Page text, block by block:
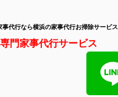
代行なら横浜の家事代行お掃除サービス
門家事代行サービス